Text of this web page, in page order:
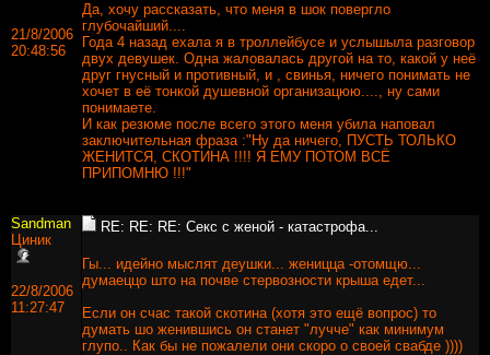
21/8/2006
20:48:56
Да, хочу рассказать, что меня в шок повергло
глубочайший....
Года 4 назад ехала я в троллейбусе и услышыла разговор
двух девушек. Одна жаловалась другой на то, какой у неё
друг гнусный и противный, и , свинья, ничего понимать не
хочет в её тонкой душевной организацюю...., ну сами
понимаете.
И как резюме после всего этого меня убила наповал
заключительная фраза :"Ну да ничего, ПУСТЬ ТОЛЬКО
ЖЕНИТСЯ, СКОТИНА !!!! Я ЕМУ ПОТОМ ВСЁ
ПРИПОМНЮ !!!"
Sandman
Циник
22/8/2006
11:27:47
RE: RE: RE: Секс с женой - катастрофа...
Гы... идейно мыслят деушки... женицца -отомщю...
думаеццо што на почве стервозности крыша едет...
Если он счас такой скотина (хотя это ещё вопрос) то
думать шо женившись он станет "лучче" как минимум
глупо.. Как бы не пожалели они скоро о своей свабде ))))